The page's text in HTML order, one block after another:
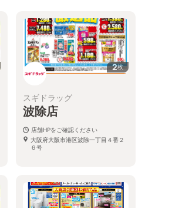
2枚
スギドラッグ
波除店
店舗HPをご確認ください
大阪府大阪市港区波除一丁目４番２
６号